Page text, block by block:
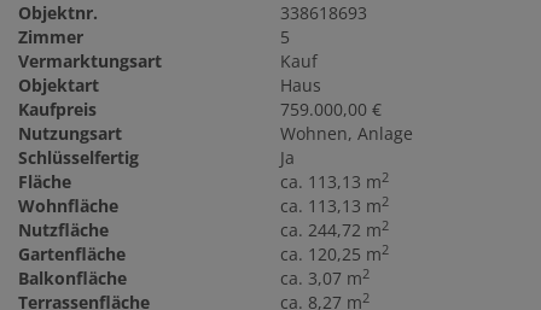
Objektnr.
338618693
Zimmer
5
Vermarktungsart
Kauf
Objektart
Haus
Kaufpreis
759.000,00 €
Nutzungsart
Wohnen Anlage
Schlüsselfertig
Ja
Fläche
ca. 113,13 m2
Wohnfläche ca. 113,13 m2
Nutzfläche ca. 244,72 m2
Gartenfläche ca. 120,25 m2
Balkonfläche ca. 3,07 m2
Terrassenfläche ca. 8,27 m2